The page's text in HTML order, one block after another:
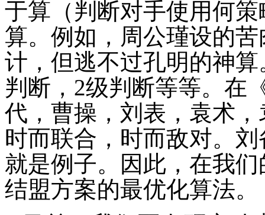
于算（判断对手使用何
算。例如，周公瑾设的
计，但逃不过孔明的神
判断， 2级判断等等。在
代，曹操，刘表，袁术
时而联合，时而敌对。
就是例子。因此，在我
结盟方案的最优化算法。